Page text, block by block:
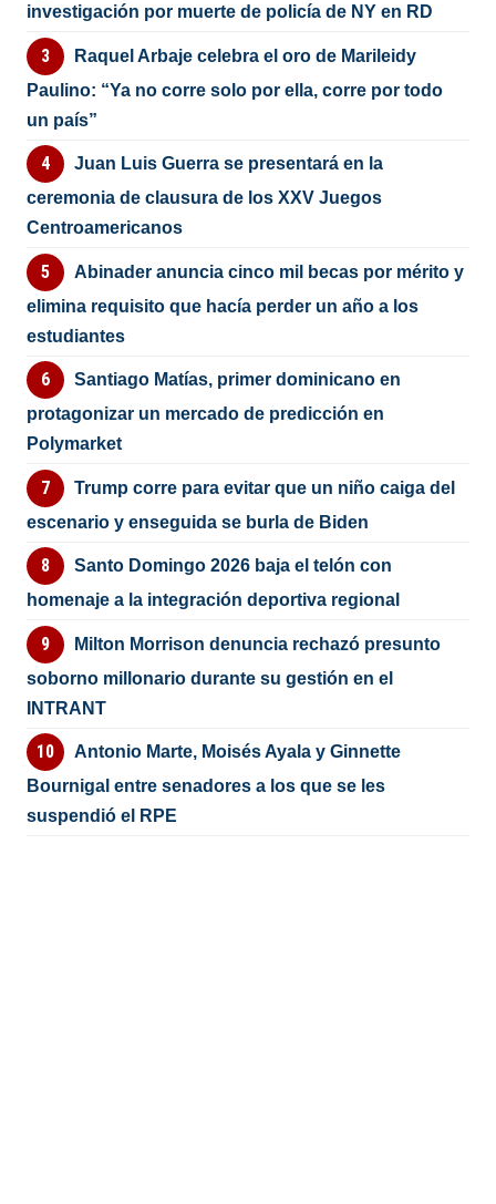
investigación por muerte de policía de NY en RD
Raquel Arbaje celebra el oro de Marileidy
Paulino: “Ya no corre solo por ella, corre por todo
un país”
Juan Luis Guerra se presentará en la
ceremonia de clausura de los XXV Juegos
Centroamericanos
Abinader anuncia cinco mil becas por mérito y
elimina requisito que hacía perder un año a los
estudiantes
Santiago Matías, primer dominicano en
protagonizar un mercado de predicción en
Polymarket
Trump corre para evitar que un niño caiga del
escenario y enseguida se burla de Biden
Santo Domingo 2026 baja el telón con
homenaje a la integración deportiva regional
Milton Morrison denuncia rechazó presunto
soborno millonario durante su gestión en el
INTRANT
Antonio Marte, Moisés Ayala y Ginnette
Bournigal entre senadores a los que se les
suspendió el RPE